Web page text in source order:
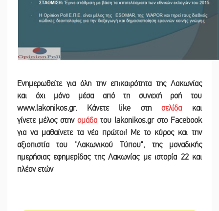
Ενημερωθείτε για όλη την επικαιρότητα της Λακωνίας
και όχι μόνο μέσα από τη συνεχή ροή του
www.lakonikos.gr. Κάνετε like στησελίδα και
γίνετε μέλος στην ομάδα του lakonikos.gr στο Facebook
για να μαθαίνετε τα νέα πρώτοι! Με το κύρος και την
αξιοπιστία του "Λακωνικού Τύπου", της μοναδικής
ημερήσιας εφημερίδας της Λακωνίας με ιστορία 22 και
πλέον ετών